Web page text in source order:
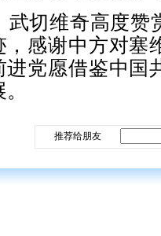
武切维奇高度赞
，感谢中方对塞
进党愿借鉴中国
推荐给朋友